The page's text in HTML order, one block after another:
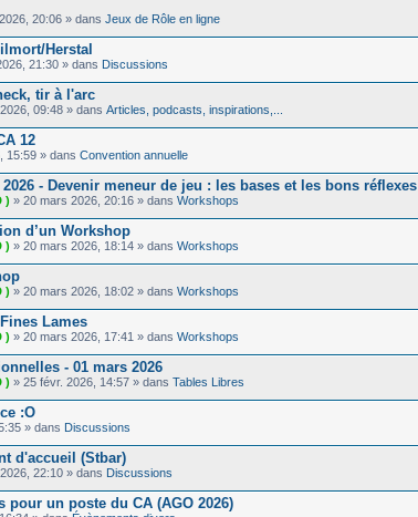
20:06 » dans Jeux de Rôle en ligne
Herstal
21:30 » dans Discussions
tir à l'arc
09:48 » dans Articles, podcasts, inspirations,...
12
15:59 » dans Convention annuelle
- Devenir meneur de jeu : les bases et les bons réflexes
) » 20 mars 2026, 20:16 » dans Workshops
d’un Workshop
) » 20 mars 2026, 18:14 » dans Workshops
) » 20 mars 2026, 18:02 » dans Workshops
Lames
) » 20 mars 2026, 17:41 » dans Workshops
- 01 mars 2026
) » 25 févr. 2026, 14:57 » dans Tables Libres
:O
» dans Discussions
d'accueil (Stbar)
22:10 » dans Discussions
pour un poste du CA (AGO 2026)